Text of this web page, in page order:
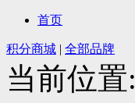
首页
积分商城 | 全部品牌
当前位置: